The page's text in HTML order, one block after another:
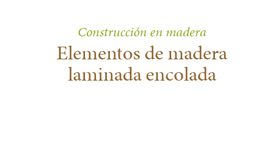
Construcción en madera
Elementos de madera
laminada encolada